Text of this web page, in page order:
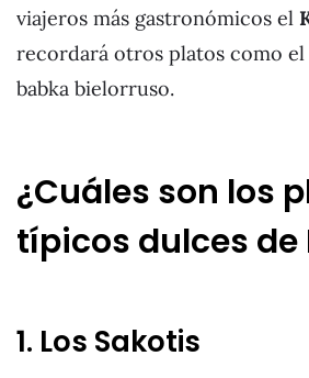
viajeros más gastronómicos el
recordará otros platos como el
babka bielorruso.
¿Cuáles son los
típicos dulces de
1. Los Sakotis